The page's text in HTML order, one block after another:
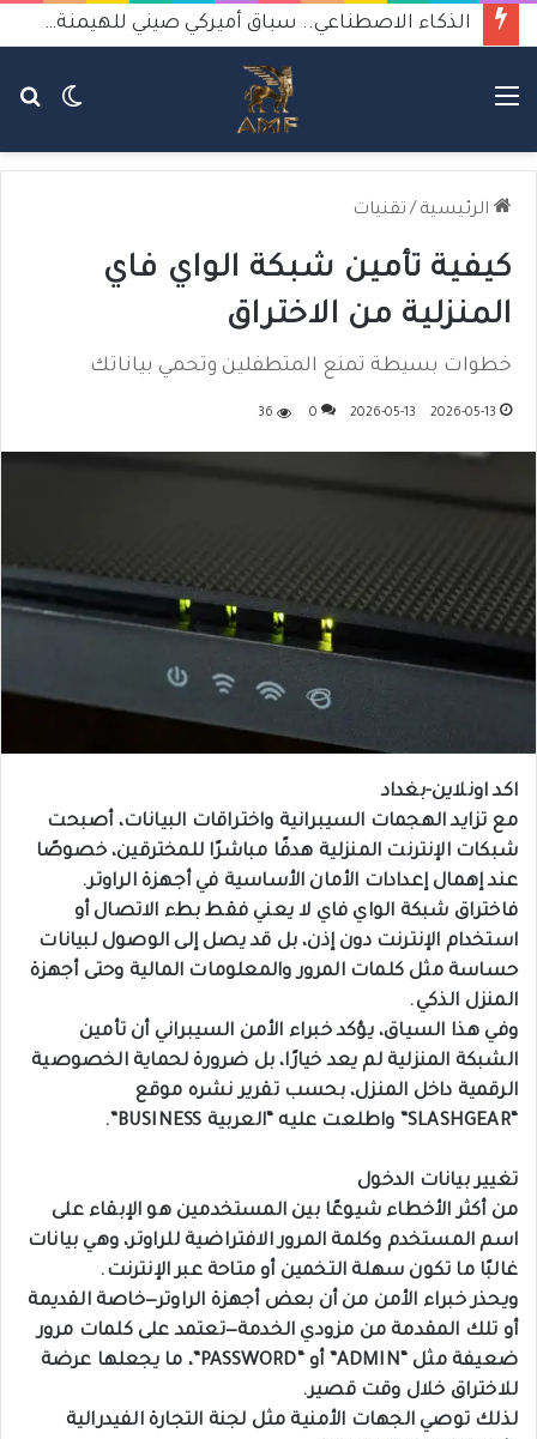
الذكاء الاصطناعي.. سباق أميركي صيني للهيمنة يثير القلق
الوضع
القائمة
الرئيسية / تقنيات
كيفية تأمين شبكة الواي فاي
المنزلية من الاختراق
خطوات بسيطة تمنع المتطفلين وتحمي بياناتك
2026-05-13
2026-05-13
0
36
اكد اونلاين-بغداد
مع تزايد الهجمات السيبرانية واختراقات البيانات، أصبحت
شبكات الإنترنت المنزلية هدفًا مباشرًا للمخترقين، خصوصًا
عند إهمال إعدادات الأمان الأساسية في أجهزة الراوتر.
فاختراق شبكة الواي فاي لا يعني فقط بطء الاتصال أو
استخدام الإنترنت دون إذن، بل قد يصل إلى الوصول لبيانات
حساسة مثل كلمات المرور والمعلومات المالية وحتى أجهزة
المنزل الذكي.
وفي هذا السياق، يؤكد خبراء الأمن السيبراني أن تأمين
الشبكة المنزلية لم يعد خيارًا، بل ضرورة لحماية الخصوصية
الرقمية داخل المنزل، بحسب تقرير نشره موقع
“SLASHGEAR” واطلعت عليه “العربية BUSINESS”.
تغيير بيانات الدخول
من أكثر الأخطاء شيوعًا بين المستخدمين هو الإبقاء على
اسم المستخدم وكلمة المرور الافتراضية للراوتر، وهي بيانات
غالبًا ما تكون سهلة التخمين أو متاحة عبر الإنترنت.
ويحذر خبراء الأمن من أن بعض أجهزة الراوتر—خاصة القديمة
أو تلك المقدمة من مزودي الخدمة—تعتمد على كلمات مرور
ضعيفة مثل “ADMIN” أو “PASSWORD”، ما يجعلها عرضة
للاختراق خلال وقت قصير.
لذلك توصي الجهات الأمنية مثل لجنة التجارة الفيدرالية